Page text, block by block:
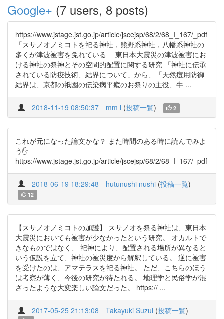
Google+ (7 users, 8 posts)
https://www.jstage.jst.go.jp/article/jscejsp/68/2/68_I_167/_pdf
「スサノオノミコトを祀る神社，熊野系神社，八幡系神社の
多くが津波被害を免れている 東日本大震災の津波被害にお
ける神社の祭神とその空間的配置に関する研究 「神社に伝承
されている防疫技術、結界について」から、「天然痘用防御
結界は、京都の祇園の伝染病平癒のお祭りの主役、牛 ...
2018-11-19 08:50:37 mm l (投稿一覧) 2
これが元になった論文かな？ また時間のある時に読んでみよ
う✋
https://www.jstage.jst.go.jp/article/jscejsp/68/2/68_I_167/_pdf
2018-06-19 18:29:48 hutunushi nushi (投稿一覧)
12
【スサノオノミコトの加護】 スサノオを祭る神社は、東日本
大震災においても被害が少なかったという研究。 オカルトで
きなものではなく、 祀神により、配置される場所が異なると
いう仮説を立て、神社の被災度から解釈している。 逆に被害
を受けたのは、アマテラスを祀る神社。 ただ、こちらのほう
は考察が薄く、今後の研究が待たれる。 地理学と民俗学が混
ざったような大変楽しい論文だった。 https:// ...
2017-05-25 21:13:08 Takayuki Suzui (投稿一覧)